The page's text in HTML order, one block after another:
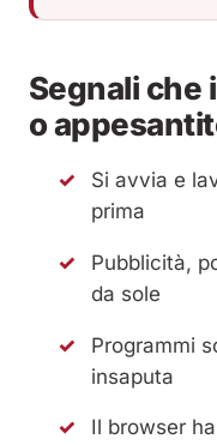
Segnali che
o
Si avvia e
prima
Pubblicità,
da sole
Programmi
insaputa
Il browser